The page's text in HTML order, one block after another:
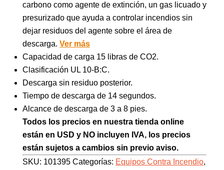
carbono como agente de extinción, un gas licuado y
presurizado que ayuda a controlar incendios sin
dejar residuos del agente sobre el área de
descarga. Ver más
Capacidad de carga 15 libras de CO2.
Clasificación UL 10-B:C.
Descarga sin residuo posterior.
Tiempo de descarga de 14 segundos.
Alcance de descarga de 3 a 8 pies.
Todos los precios en nuestra tienda online
están en USD y NO incluyen IVA, los precios
están sujetos a cambios sin previo aviso.
SKU: 101395 Categorías: Equipos Contra Incendio,